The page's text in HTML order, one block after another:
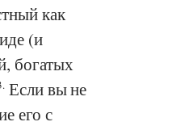
как
(и
богатых
Если вы не
его с